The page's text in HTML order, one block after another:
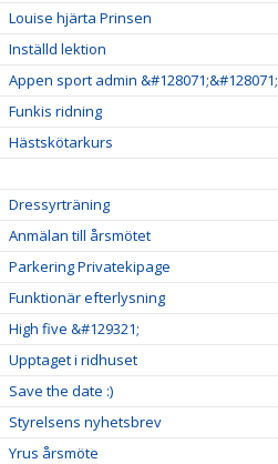
Louise hjärta Prinsen
Inställd lektion
Appen sport admin &#128071;&#128071;
Funkis ridning
Hästskötarkurs
Dressyrträning
Anmälan till årsmötet
Parkering Privatekipage
Funktionär efterlysning
High five &#129321;
Upptaget i ridhuset
Save the date :)
Styrelsens nyhetsbrev
Yrus årsmöte